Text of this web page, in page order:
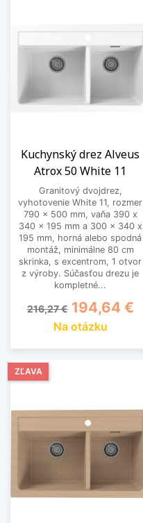
Kuchynský drez Alveus
Atrox 50 White 11
Granitový dvojdrez,
vyhotovenie White 11, rozmer
790 x 500 mm, vaňa 390 x
340 x 195 mm a 300 x 340 x
195 mm, horná alebo spodná
montáž, minimálne 80 cm
skrinka, s excentrom, 1 otvor
z výroby. Súčasťou drezu je
kompletné...
Základná cena
216,27 € Cena
194,64 €
Na otázku
ZĽAVA